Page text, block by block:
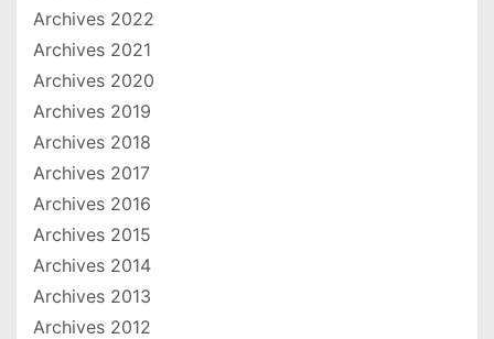
Archives 2022
Archives 2021
Archives 2020
Archives 2019
Archives 2018
Archives 2017
Archives 2016
Archives 2015
Archives 2014
Archives 2013
Archives 2012